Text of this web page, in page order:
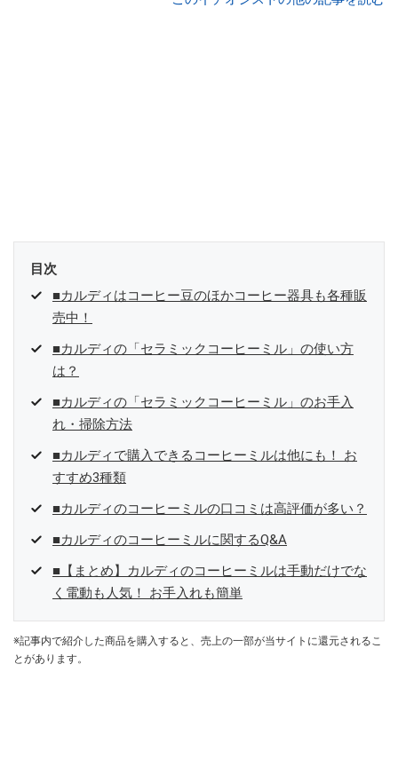
インフルエンサーが実際に使用してレビューしています。毎日トレン
目次
■カルディはコーヒー豆のほかコーヒー器具も各種販
売中！
■カルディの「セラミックコーヒーミル」の使い方
は？
■カルディの「セラミックコーヒーミル」のお手入
れ・掃除方法
■カルディで購入できるコーヒーミルは他にも！ お
すすめ3種類
■カルディのコーヒーミルの口コミは高評価が多い？
■カルディのコーヒーミルに関するQ&A
■【まとめ】カルディのコーヒーミルは手動だけでな
く電動も人気！ お手入れも簡単
※記事内で紹介した商品を購入すると、売上の一部が当サイトに還元されるこ
とがあります。